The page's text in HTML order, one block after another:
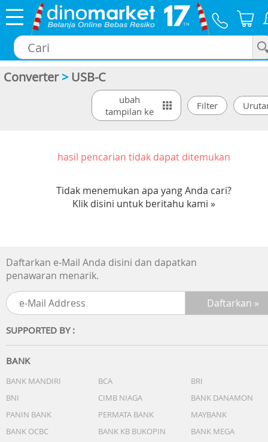
×
Converter > USB-C
ubah
tampilan ke
hasil pencarian tidak dapat ditemukan
Tidak menemukan apa yang Anda cari?
Klik disini untuk beritahu kami »
Daftarkan e-Mail Anda disini dan dapatkan
penawaran menarik.
SUPPORTED BY :
BANK
BANK MANDIRI BCA
BRI
BNI
CIMB NIAGA
BANK DANAMON
PANIN BANK
PERMATA BANK
MAYBANK
BANK OCBC
BANK KB BUKOPIN
BANK MEGA